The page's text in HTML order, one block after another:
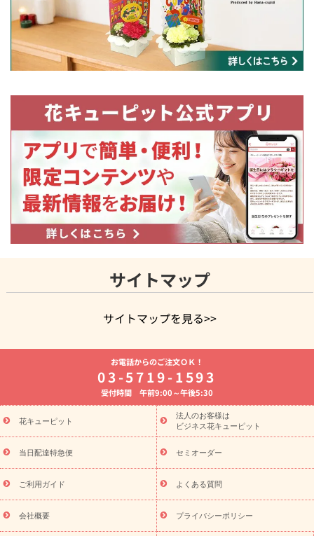
サイトマップ
サイトマップを見る>>
よく贈られる花
お祝いの花特集
誕生日フラワーギフト特集
8月の誕生花(トルコキキョウ)
開店・開業祝い
お供え・お悔やみ お供え・お悔やみの花
通夜・葬儀に贈る花 胡蝶蘭・花鉢
ーブドフラワー
季節のイベント
ひまわり ギフト・プレゼント
特集
お盆 花（新盆・初盆） 季節のイベント
お盆 花（新
盆・初盆）
お盆 花（新盆・初盆）
お盆・お供え 花とセットギ
フト
お盆・お供え プリザーブドフラワー
ひまわり ギフト・プ
レゼント特集
夏の花贈り・お中元・暑中見舞い 花のギフト特集
敬老の日におくる花ギフト・プレゼント特集
花ギフト・プレゼント特集
敬老の日 花のおすすめランキング
敬
老の日 花鉢植えのギフト・プレゼント特集
敬老の日 花とセットギ
フト・プレゼント特集
敬老の日の花 全てのギフト一覧
キャン
お電話からのご注文ＯＫ！
03-5719-1593
受付時間 午前9:00～午後5:30
花キューピット
法人のお客様は
ビジネス花キューピット
当日配達特急便 セミオーダー
ご利用ガイド よくある質問
会社概要 プライバシーポリシー